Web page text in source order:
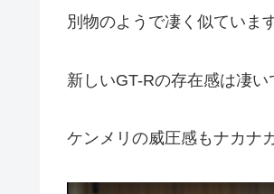
別物のようで凄く似ていま
新しいGT-Rの存在感は凄い
ケンメリの威圧感もナカナ